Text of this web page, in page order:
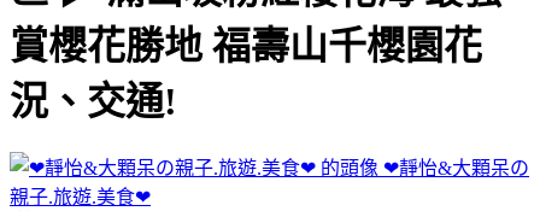
賞櫻花勝地 福壽山千櫻園花
況、交通!
❤靜怡&大顆呆の
親子.旅遊.美食❤